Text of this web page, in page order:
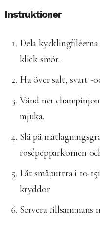
Instruktioner
Dela
klick smör.
Ha över salt, svart -
Vänd ner
mjuka.
Slå på
rosépepparkornen
Låt småputtra i 10-
kryddor.
Servera tillsammans